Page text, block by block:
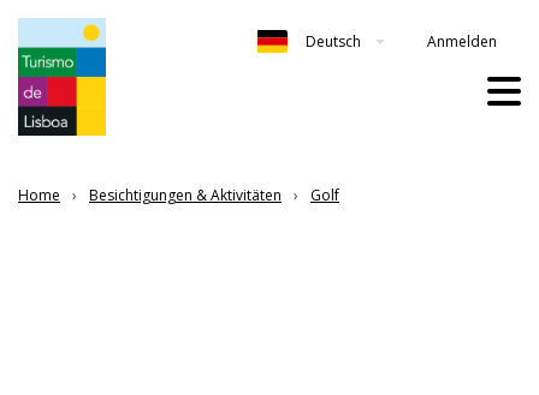
Deutsch Anmelden
Home Besichtigungen & Aktivitäten Golf